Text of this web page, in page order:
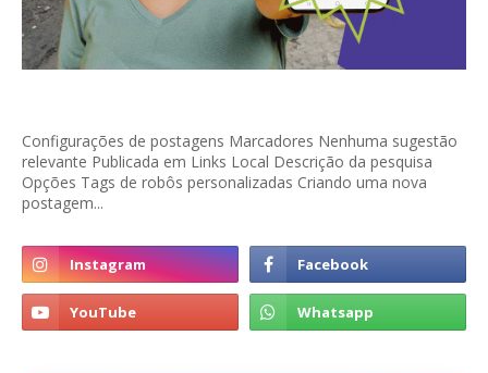
Configurações de postagens Marcadores Nenhuma sugestão
relevante Publicada em Links Local Descrição da pesquisa
Opções Tags de robôs personalizadas Criando uma nova
postagem...